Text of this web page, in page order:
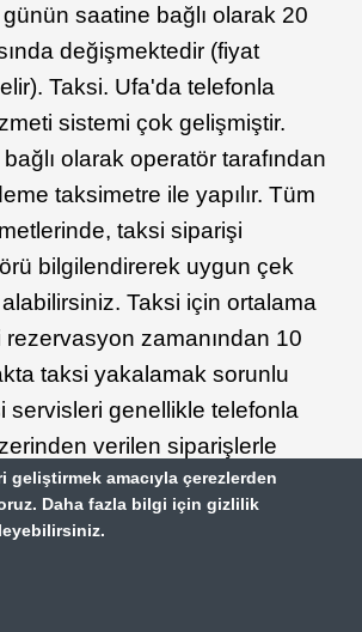
saatine bağlı olarak 20
değişmektedir (fiyat
Taksi. Ufa'da telefonla
sistemi çok gelişmiştir.
olarak operatör tarafından
taksimetre ile yapılır. Tüm
taksi siparişi
bilgilendirerek uygun çek
Taksi için ortalama
zamanından 10
taksi yakalamak sorunlu
servisleri genellikle telefonla
verilen siparişlerle
bu nakliye yöntemi "resmi"
daha pahalı olabilir. Büyük
yeri yeterli olmadığı için,
geliştirmek amacıyla çerezlerden
Daha fazla bilgi için gizlilik